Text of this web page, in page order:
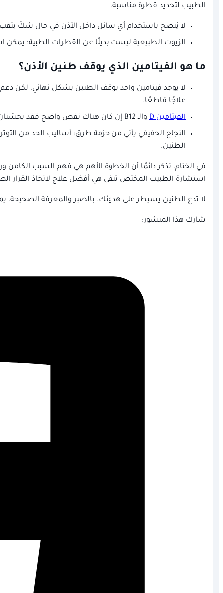
الطبيب لتحديد قطرة مناسبة.
لا يُنصح باستخدام أي سائل داخل الأذن في حال شكّ بثقب
الزيوت الطبيعية ليست بديلًا عن القطرات الطبية؛
ما هو الفيتامين الذي يوقف طنين الأذن؟
علاجًا قاطعًا.
الفيتامين D والـ B12 إن كان هناك نقص واضح فقد يحسّنان بعض الأعراض غير المباشرة، ولكن تأثيرهما يختلف فرديًا، لذا الأفضل قياس المستويات ثم تعويض النقص بدل الاستخدام العشوائي.
النجاح الحقيقي يأتي من حزمة طرق: أساليب الحد من
الطنين.
في الختام، تذكر دائمًا أن الخطوة الأهم هي فهم السبب
استشارة الطبيب المختص تبقى هي أفضل علاج لاتخاذ القرار
لا تدع الطنين يسيطر على هدوئك. بالصبر والمعرفة الصحيحة،
شارك هذا المنشور: